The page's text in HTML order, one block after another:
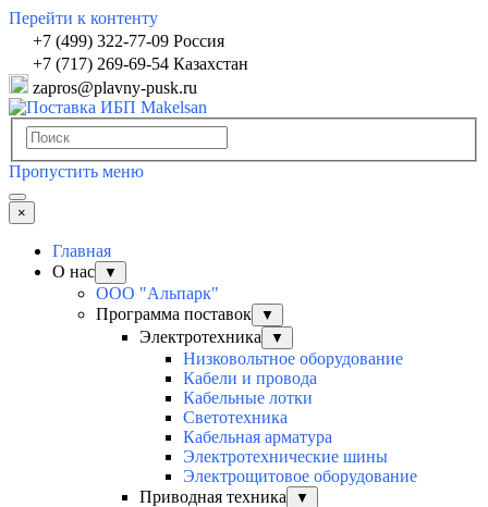
Перейти к контенту
+7 (499) 322-77-09 Россия
+7 (717) 269-69-54 Казахстан
zapros@plavny-pusk.ru
Пропустить меню
×
Главная
О нас
▼
ООО "Альпарк"
Программа поставок
▼
Электротехника ▼
Низковольтное оборудование
Кабели и провода
Кабельные лотки
Светотехника
Кабельная арматура
Электротехнические шины
Электрощитовое оборудование
Приводная техника
▼